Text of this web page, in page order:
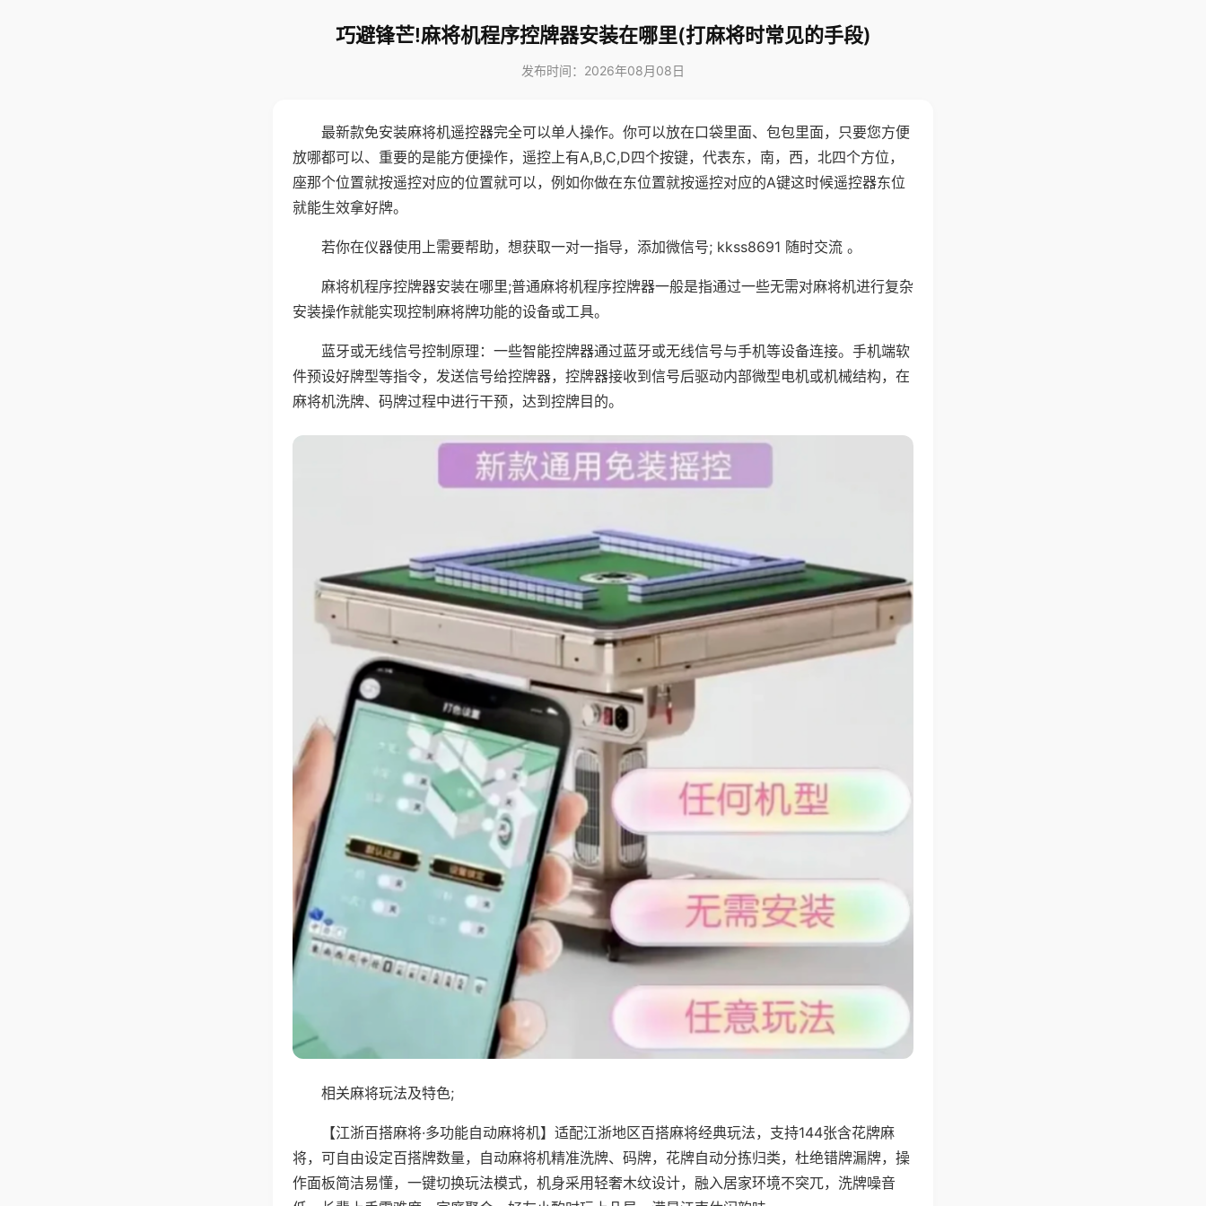
巧避锋芒!麻将机程序控牌器安装在哪里(打麻将时常见的手段)
发布时间：2026年08月08日
最新款免安装麻将机遥控器完全可以单人操作。你可以放在口袋里面、包包里面，只要您方便
放哪都可以、重要的是能方便操作，遥控上有A,B,C,D四个按键，代表东，南，西，北四个方位，
座那个位置就按遥控对应的位置就可以，例如你做在东位置就按遥控对应的A键这时候遥控器东位
就能生效拿好牌。
若你在仪器使用上需要帮助，想获取一对一指导，添加微信号; kkss8691 随时交流 。
麻将机程序控牌器安装在哪里;普通麻将机程序控牌器一般是指通过一些无需对麻将机进行复杂
安装操作就能实现控制麻将牌功能的设备或工具。
蓝牙或无线信号控制原理：一些智能控牌器通过蓝牙或无线信号与手机等设备连接。手机端软
件预设好牌型等指令，发送信号给控牌器，控牌器接收到信号后驱动内部微型电机或机械结构，在
麻将机洗牌、码牌过程中进行干预，达到控牌目的。
相关麻将玩法及特色;
【江浙百搭麻将·多功能自动麻将机】适配江浙地区百搭麻将经典玩法，支持144张含花牌麻
将，可自由设定百搭牌数量，自动麻将机精准洗牌、码牌，花牌自动分拣归类，杜绝错牌漏牌，操
作面板简洁易懂，一键切换玩法模式，机身采用轻奢木纹设计，融入居家环境不突兀，洗牌噪音